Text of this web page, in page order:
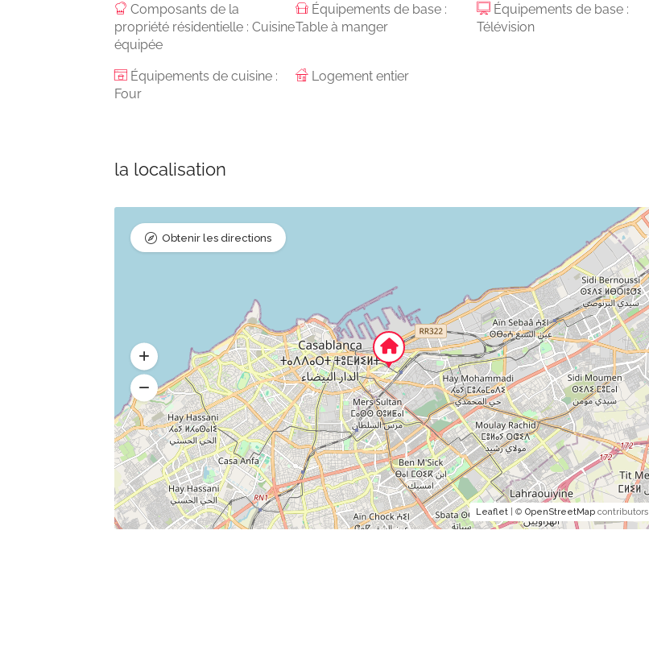
Composants de la
propriété résidentielle : Cuisine
équipée
Équipements de base :
Table à manger
Équipements de base :
Télévision
Équipements de cuisine :
Four
Logement entier
la localisation
Leaflet| © OpenStreetMapcontributors
Obtenir les directions